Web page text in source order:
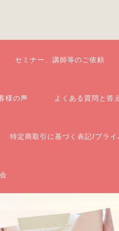
セミナー、講師等のご依頼
様の声 よくある質問と答え
特定商取引に基づく表記/プラ